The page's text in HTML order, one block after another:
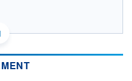
AU 04/08/2026